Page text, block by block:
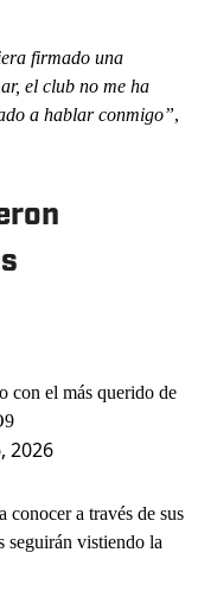
firmado una
el club no me ha
a hablar conmigo”,
con el más querido de
2026
conocer a través de sus
seguirán vistiendo la